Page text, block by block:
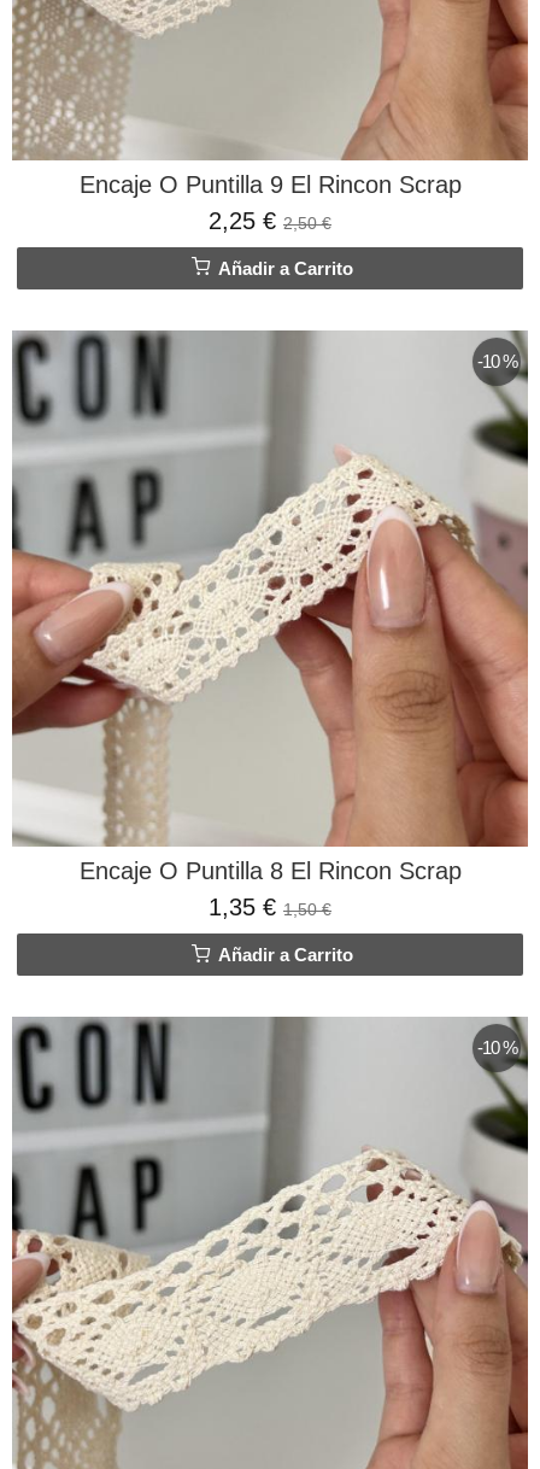
Encaje O Puntilla 9 El Rincon Scrap
2,25 € 2,50 €
Añadir a Carrito
-10 %
Encaje O Puntilla 8 El Rincon Scrap
1,35 € 1,50 €
Añadir a Carrito
-10 %